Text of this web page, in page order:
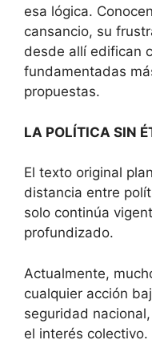
esa lógica.
cansancio, su
desde allí edifican
fundamentadas
propuestas.
LA POLÍTICA SIN
El texto original
distancia entre
solo continúa
profundizado.
Actualmente,
cualquier acción
seguridad
el interés